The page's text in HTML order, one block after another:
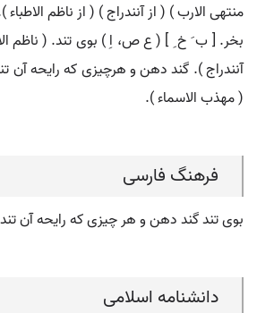
منتهی الارب ) ( از آنندراج ) ( از ناظم الاطباء
بخر. [ ب َ خ ِ ] ( ع ص، اِ ) بوی تند. ( ناظم
آنندراج ). گند دهن و هرچیزی که رایحه آن
( مهذب الاسماء ).
فرهنگ فارسی
بوی تند گند دهن و هر چیزی که رایحه آن
دانشنامه اسلامی